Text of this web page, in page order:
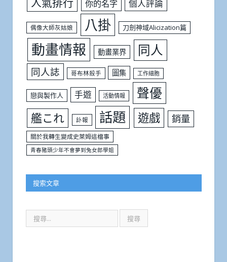
你的名字 個人評論
偶像大師灰姑娘 八掛 刀劍神域Alicization篇
動畫情報 動畫業界 同人
同人誌 哥布林殺手 圖集 工作細胞
戀與製作人 手遊 活動情報 聲優
艦これ 訃報 話題 遊戲 銷量
關於我轉生變成史萊姆這檔事
青春豬頭少年不會夢到兔女郎學姐
搜索文章